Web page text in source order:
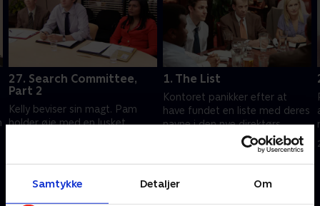
Samtykke Detaljer Om
27. Search Committee,
Part 2
Kelly beviser sin magt. Pam
holder øje med en lusket
1. The List
Kontoret panikker efter at
have fundet en liste med deres
navne i den nye direktørs